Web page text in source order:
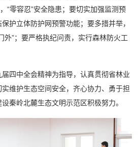
“零容忍”安全隐患；要切实加强监测预
护立体防护网预警功能；要多措并举，
外”；要严格执纪问责，实行森林防火工
中全会精神为指导，认真贯彻省林业
维护生态空间安全，齐心协力、勇于担
秦岭北麓生态文明示范区积极努力。